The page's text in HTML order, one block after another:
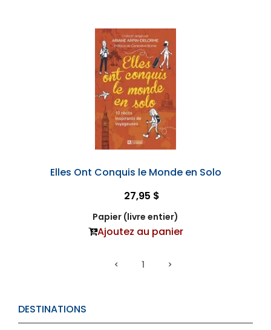
DESTINATIONS
Elles Ont Conquis le Monde en Solo
27,95 $
Papier (livre entier)
Ajoutez au panier
1